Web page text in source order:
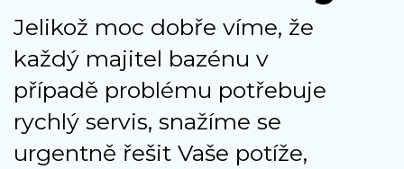
Jelikož moc dobře víme, že
každý majitel bazénu v
případě problému potřebuje
rychlý servis, snažíme se
urgentně řešit Vaše potíže,